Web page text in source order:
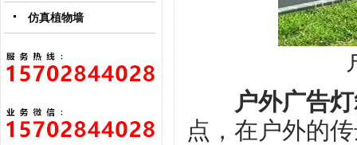
仿真植物墙
户外广告
点，在户外的